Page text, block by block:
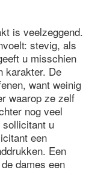
is veelzeggend.
stevig, als
u misschien
karakter. De
want weinig
waarop ze zelf
nog veel
sollicitant u
een
Een
dames een